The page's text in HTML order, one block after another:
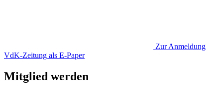
Zur Anmeldung
VdK-Zeitung als E-Paper
Mitglied werden